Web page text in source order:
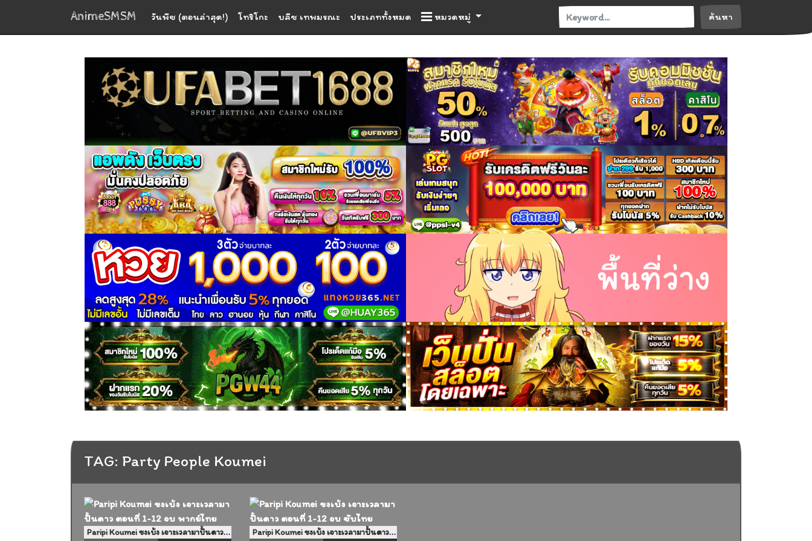
AnimeSMSM วันพีซ (ตอนล่าสุด!) โทริโกะ บลีช เทพมรณะ ประเภททั้งหมด หมวดหมู่ ค้นหา
TAG: Party People Koumei
Paripi Koumei ขงเบ้ง เจาะเวลามาปั้นดาว ตอนที่ 1-12 จบ พากย์ไทย Paripi Koumei ขงเบ้ง เจาะเวลามาปั้นดาว ตอนที่ 1-12 จบ ซับไทย